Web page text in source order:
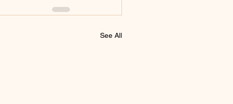
See All